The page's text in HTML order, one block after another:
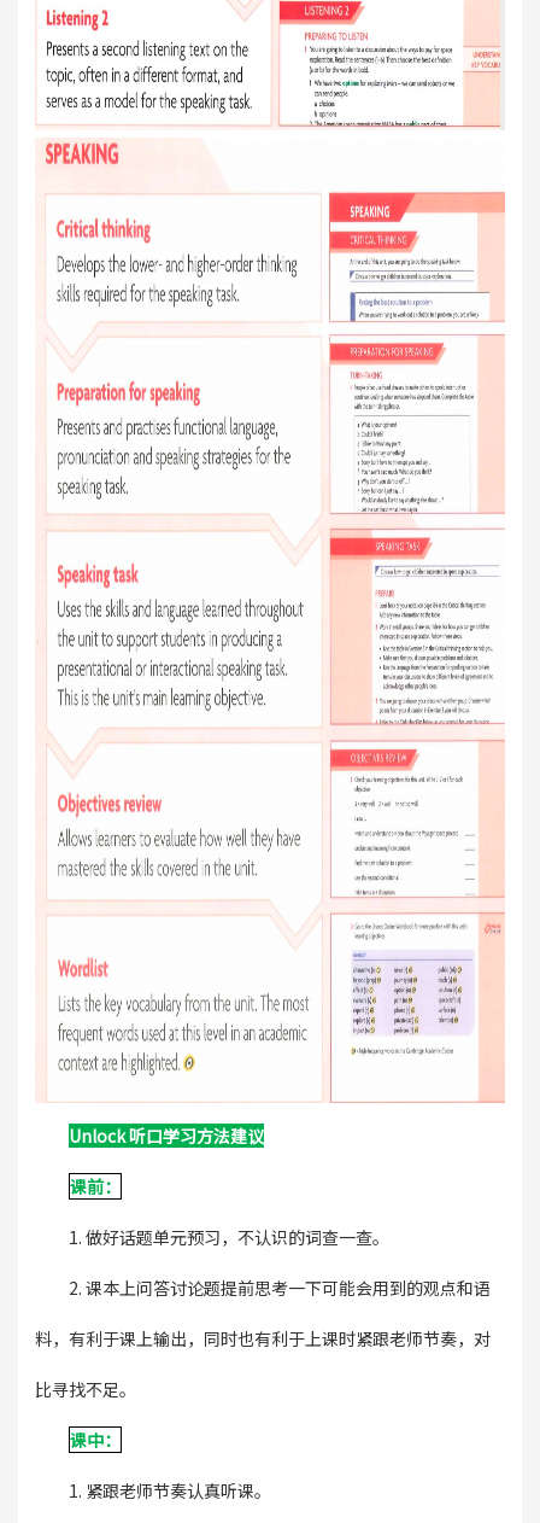
Unlock 听口学习方法建议
课前：
1. 做好话题单元预习，不认识的词查一查。
2. 课本上问答讨论题提前思考一下可能会用到的观点和语
料，有利于课上输出，同时也有利于上课时紧跟老师节奏，对
比寻找不足。
课中：
1. 紧跟老师节奏认真听课。